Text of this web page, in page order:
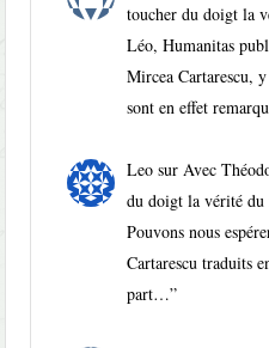
toucher du doigt la
Léo, Humanitas
Mircea Cartarescu,
sont en effet
Leo surAvec
du doigt la vérité du
Pouvons nous
Cartarescu traduits
part…”